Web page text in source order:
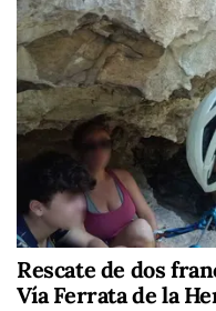
Rescate de dos
Vía Ferrata de la